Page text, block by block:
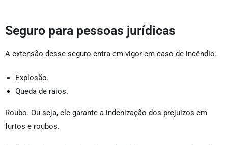
Seguro para pessoas jurídicas
A extensão desse seguro entra em vigor em caso de incêndio.
Explosão.
Queda de raios.
Roubo. Ou seja, ele garante a indenização dos prejuízos em
furtos e roubos.